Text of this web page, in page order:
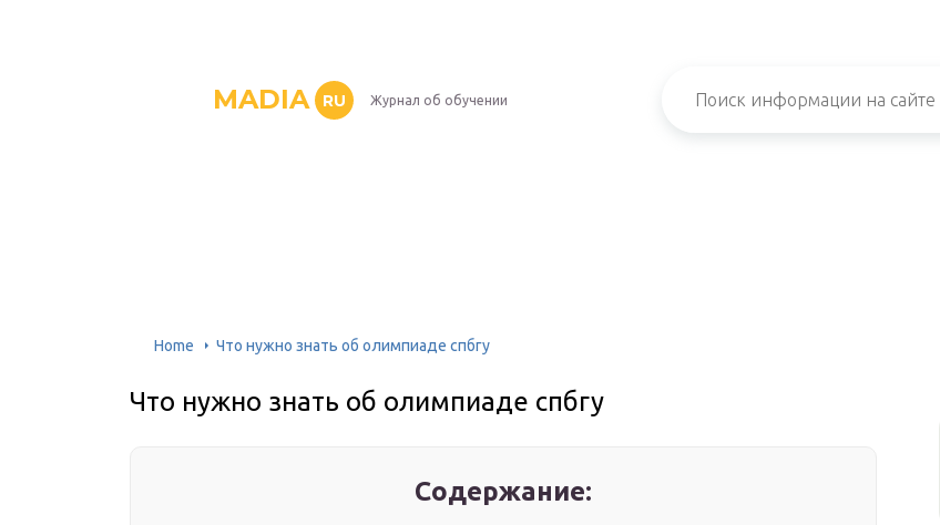
MADIA RU Журнал об обучении
Home Что нужно знать об олимпиаде спбгу
Что нужно знать об олимпиаде спбгу
Содержание: